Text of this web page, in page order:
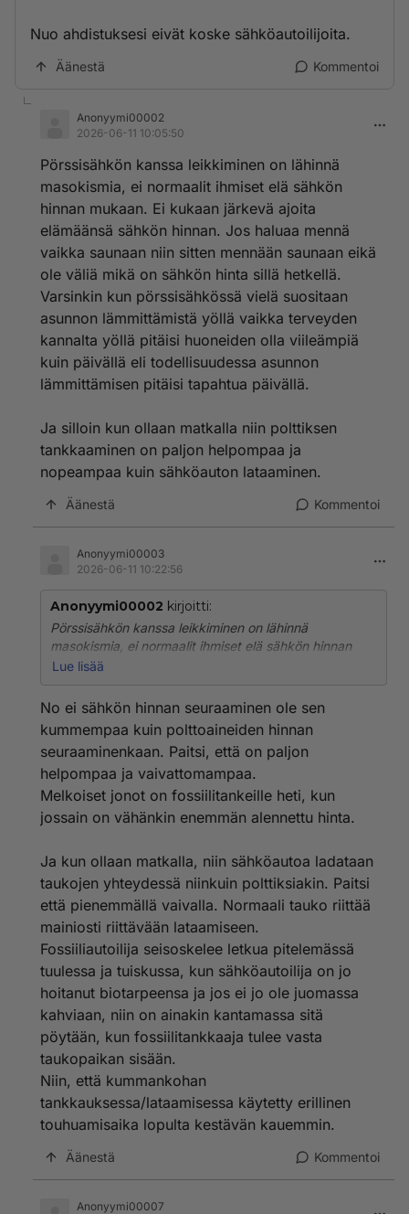
Nuo ahdistuksesi eivät koske sähköautoilijoita.
Äänestä Kommentoi
Anonyymi00002
2026-06-11 10:05:50
Pörssisähkön kanssa leikkiminen on lähinnä
masokismia, ei normaalit ihmiset elä sähkön
hinnan mukaan. Ei kukaan järkevä ajoita
elämäänsä sähkön hinnan. Jos haluaa mennä
vaikka saunaan niin sitten mennään saunaan eikä
ole väliä mikä on sähkön hinta sillä hetkellä.
Varsinkin kun pörssisähkössä vielä suositaan
asunnon lämmittämistä yöllä vaikka terveyden
kannalta yöllä pitäisi huoneiden olla viileämpiä
kuin päivällä eli todellisuudessa asunnon
lämmittämisen pitäisi tapahtua päivällä.
Ja silloin kun ollaan matkalla niin polttiksen
tankkaaminen on paljon helpompaa ja
nopeampaa kuin sähköauton lataaminen.
Äänestä Kommentoi
Anonyymi00003
2026-06-11 10:22:56
Anonyymi00002 kirjoitti:
Pörssisähkön kanssa leikkiminen on lähinnä
masokismia, ei normaalit ihmiset elä sähkön hinnan
mukaan. Ei kukaan järkevä ajoita elämäänsä sähkön
mennään saunaan eikä ole väliä mikä on sähkön hinta
suositaan asunnon lämmittämistä yöllä vaikka
terveyden kannalta yöllä pitäisi huoneiden olla
viileämpiä kuin päivällä eli todellisuudessa asunnon
lämmittämisen pitäisi tapahtua päivällä.
kuin sähköauton lataaminen.
Lue lisää
No ei sähkön hinnan seuraaminen ole sen
kummempaa kuin polttoaineiden hinnan
seuraaminenkaan. Paitsi, että on paljon
helpompaa ja vaivattomampaa.
Melkoiset jonot on fossiilitankeille heti, kun
jossain on vähänkin enemmän alennettu hinta.
Ja kun ollaan matkalla, niin sähköautoa ladataan
taukojen yhteydessä niinkuin polttiksiakin. Paitsi
että pienemmällä vaivalla. Normaali tauko riittää
mainiosti riittävään lataamiseen.
Fossiiliautoilija seisoskelee letkua pitelemässä
tuulessa ja tuiskussa, kun sähköautoilija on jo
hoitanut biotarpeensa ja jos ei jo ole juomassa
kahviaan, niin on ainakin kantamassa sitä
pöytään, kun fossiilitankkaaja tulee vasta
taukopaikan sisään.
Niin, että kummankohan
tankkauksessa/lataamisessa käytetty erillinen
touhuamisaika lopulta kestävän kauemmin.
Äänestä Kommentoi
Anonyymi00007